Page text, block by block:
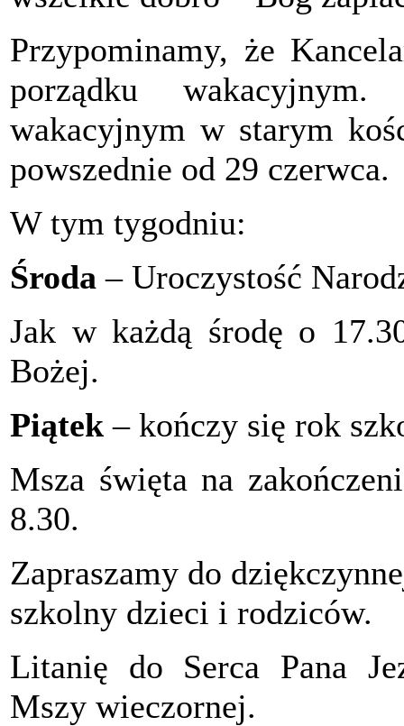
Przypominamy, że
porządku
wakacyjnym w starym
powszednie od 29 czerwca.
W tym tygodniu:
Środa – Uroczystość
Jak w każdą środę o
Bożej.
Piątek – kończy się rok
Msza święta na
8.30.
Zapraszamy do
szkolny dzieci i rodziców.
Litanię do Serca Pana
Mszy wieczornej.